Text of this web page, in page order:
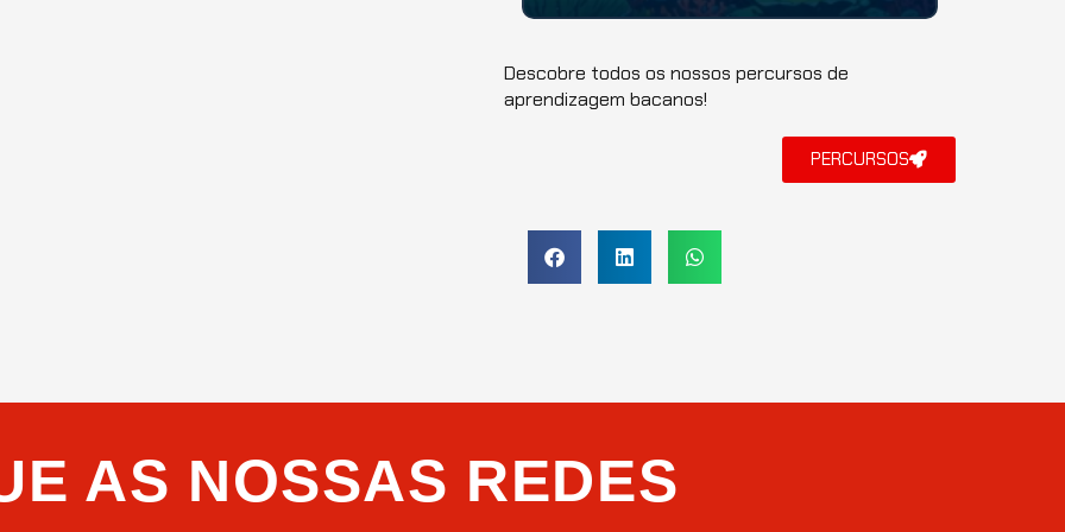
Bem-vindo à "AventurasSustentáveisnos
maravi...
Descobre todos os nossos percursos de
aprendizagem bacanos!
PERCURSOS
AS NOSSAS REDES